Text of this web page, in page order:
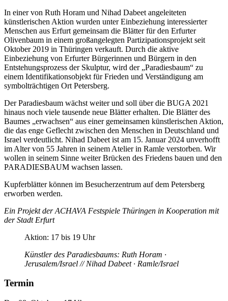
In einer von Ruth Horam und Nihad Dabeet angeleiteten
künstlerischen Aktion wurden unter Einbeziehung interessierter
Menschen aus Erfurt gemeinsam die Blätter für den Erfurter
Olivenbaum in einem großangelegten Partizipationsprojekt seit
Oktober 2019 in Thüringen verkauft. Durch die aktive
Einbeziehung von Erfurter Bürgerinnen und Bürgern in den
Entstehungsprozess der Skulptur, wird der „Paradiesbaum“ zu
einem Identifikationsobjekt für Frieden und Verständigung am
symbolträchtigen Ort Petersberg.
Der Paradiesbaum wächst weiter und soll über die BUGA 2021
hinaus noch viele tausende neue Blätter erhalten. Die Blätter des
Baumes „erwachsen“ aus einer gemeinsamen künstlerischen Aktion,
die das enge Geflecht zwischen den Menschen in Deutschland und
Israel verdeutlicht. Nihad Dabeet ist am 15. Januar 2024 unverhofft
im Alter von 55 Jahren in seinem Atelier in Ramle verstorben. Wir
wollen in seinem Sinne weiter Brücken des Friedens bauen und den
PARADIESBAUM wachsen lassen.
Kupferblätter können im Besucherzentrum auf dem Petersberg
erworben werden.
Ein Projekt der ACHAVA Festspiele Thüringen in Kooperation mit
der Stadt Erfurt
Aktion: 17 bis 19 Uhr
Künstler des Paradiesbaums: Ruth Horam ·
Jerusalem/Israel // Nihad Dabeet · Ramle/Israel
Termin